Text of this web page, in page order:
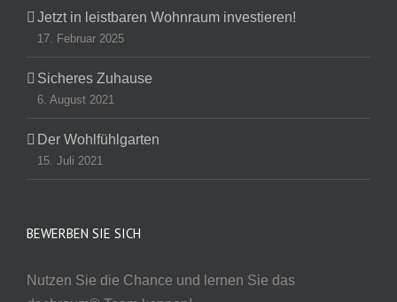
Jetzt in leistbaren Wohnraum investieren!
17. Februar 2025
Sicheres Zuhause
6. August 2021
Der Wohlfühlgarten
15. Juli 2021
BEWERBEN SIE SICH
Nutzen Sie die Chance und lernen Sie das